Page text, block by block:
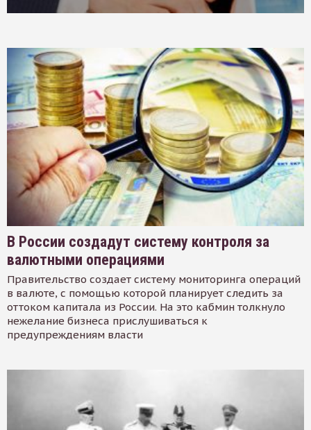
В России создадут систему контроля за
валютными операциями
Правительство создает систему мониторинга операций
в валюте, с помощью которой планирует следить за
оттоком капитала из России. На это кабмин толкнуло
нежелание бизнеса прислушиваться к
предупреждениям власти